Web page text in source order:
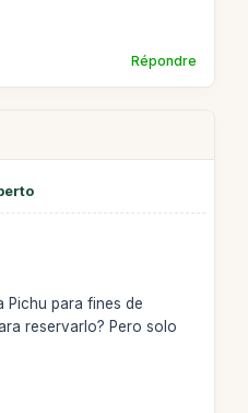
Répondre
Pichu para fines de
reservarlo? Pero solo